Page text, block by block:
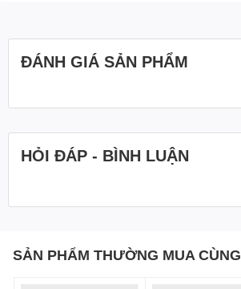
ĐÁNH GIÁ SẢN PHẨM
HỎI ĐÁP - BÌNH LUẬN
SẢN PHẨM THƯỜNG MUA CÙNG